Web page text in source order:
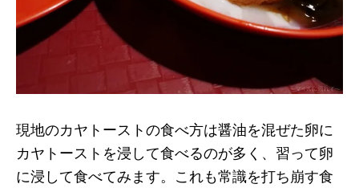
現地のカヤトーストの食べ方は醤油を混ぜた卵に
カヤトーストを浸して食べるのが多く、習って卵
に浸して食べてみます。これも常識を打ち崩す食